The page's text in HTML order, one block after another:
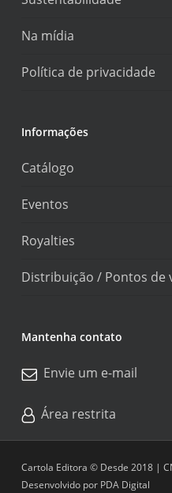
Na mídia
Política de privacidade
Informações
Catálogo
Eventos
Royalties
Distribuição / Pontos de
Mantenha contato
Envie um e-mail
Área restrita
Cartola Editora © Desde 2018 |
Desenvolvido por PDA Digital